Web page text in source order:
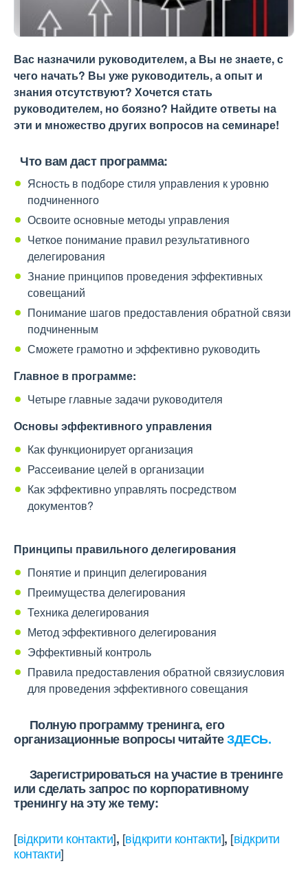
Вас назначили руководителем, а Вы не знаете, с
чего начать? Вы уже руководитель, а опыт и
знания отсутствуют? Хочется стать
руководителем, но боязно? Найдите ответы на
эти и множество других вопросов на семинаре!
Что вам даст программа:
Ясность в подборе стиля управления к уровню
подчиненного
Освоите основные методы управления
Четкое понимание правил результативного
делегирования
Знание принципов проведения эффективных
совещаний
Понимание шагов предоставления обратной связи
подчиненным
Сможете грамотно и эффективно руководить
Главное в программе:
Четыре главные задачи руководителя
Основы эффективного управления
Как функционирует организация
Рассеивание целей в организации
Как эффективно управлять посредством
документов?
Принципы правильного делегирования
Понятие и принцип делегирования
Преимущества делегирования
Техника делегирования
Метод эффективного делегирования
Эффективный контроль
Правила предоставления обратной связиусловия
для проведения эффективного совещания
Полную программу тренинга, его
организационные вопросы читайтеЗДЕСЬ.
Зарегистрироваться на участие в тренинге
или сделать запрос по корпоративному
тренингу на эту же тему:
[відкрити контакти], [відкрити контакти], [відкрити
контакти]